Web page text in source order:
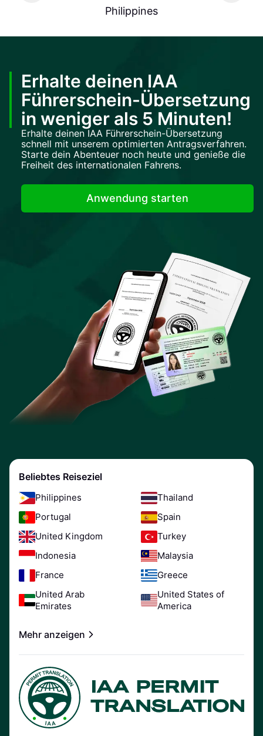
Philippines
Erhalte deinen IAA
Führerschein-Übersetzung
in weniger als 5 Minuten!
Erhalte deinen IAA Führerschein-Übersetzung
schnell mit unserem optimierten Antragsverfahren.
Starte dein Abenteuer noch heute und genieße die
Freiheit des internationalen Fahrens.
Anwendung starten
Beliebtes Reiseziel
Philippines
Thailand
Portugal
Spain
United Kingdom
Turkey
Indonesia
Malaysia
France
Greece
United Arab
Emirates
United States of
America
Mehr anzeigen